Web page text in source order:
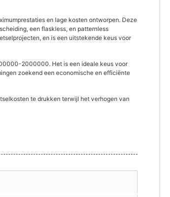
en lage kosten ontworpen. Deze
een flaskless, en patternless
en is een uitstekende keus voor
2000000. Het is een ideale keus voor
zoekend een economische en efficiënte
te drukken terwijl het verhogen van